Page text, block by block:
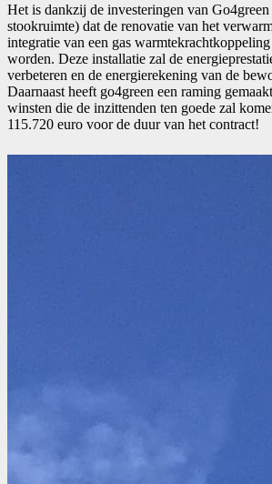
Het is dankzij de investeringen van
stookruimte) dat de renovatie van het
integratie van een gas
worden. Deze installatie zal de
verbeteren en de energierekening van de
Daarnaast heeft go4green een raming
winsten die de inzittenden ten goede zal
115.720 euro voor de duur van het contract!